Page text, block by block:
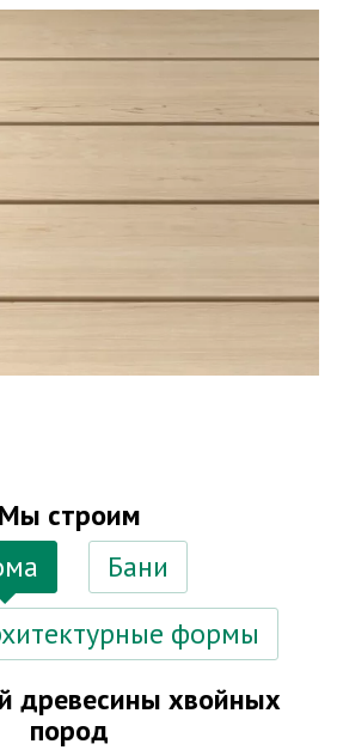
Мы строим
Бани
формы
древесины хвойных
пород